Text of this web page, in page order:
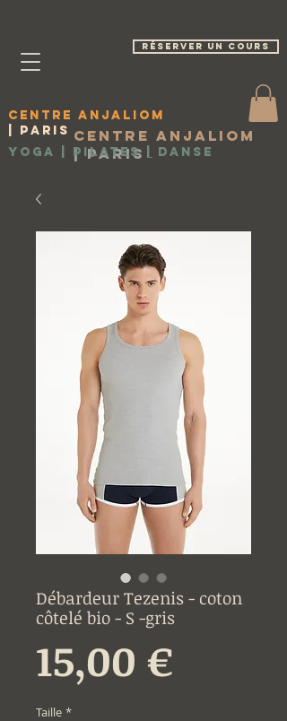
réserver un cours
Centre Anjaliom
| Paris
Yoga | Pilates
Danse
Centre Anjaliom
| Paris
Débardeur Tezenis - coton
côtelé bio - S -gris
15,00 €
Taille *